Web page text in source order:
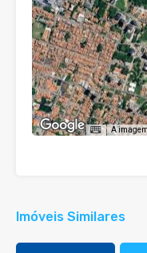
A
Imóveis Similares